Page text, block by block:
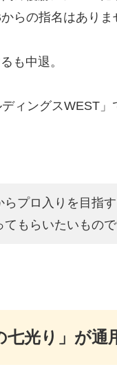
らの指名はありま
も中退。
ィングスWEST」
プロ入りを目指
もらいたいもので
七光り」が通